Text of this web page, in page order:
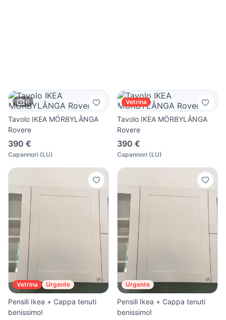
6
Tavolo IKEA MÖRBYLÅNGA
Rovere
390 €
Capannori (LU)
Vetrina
Tavolo IKEA MÖRBYLÅNGA
Rovere
390 €
Capannori (LU)
Vetrina Urgente
Pensili Ikea + Cappa tenuti
benissimo!
Urgente
Pensili Ikea + Cappa tenuti
benissimo!